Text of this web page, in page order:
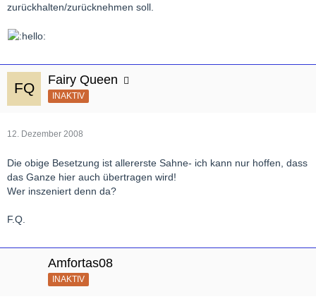
zurückhalten/zurücknehmen soll.
Fairy Queen
INAKTIV
12. Dezember 2008
Die obige Besetzung ist allererste Sahne- ich kann nur hoffen, dass
das Ganze hier auch übertragen wird!
Wer inszeniert denn da?
F.Q.
Amfortas08
INAKTIV